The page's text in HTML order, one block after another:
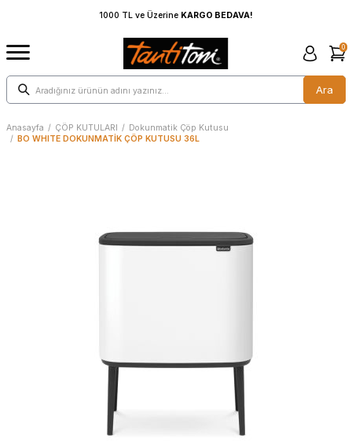
1000 TL ve ÜzerineKARGO BEDAVA!
Ara
0
Anasayfa / ÇÖP KUTULARI / Dokunmatik Çöp Kutusu
/ BO WHITE DOKUNMATİK ÇÖP KUTUSU 36L